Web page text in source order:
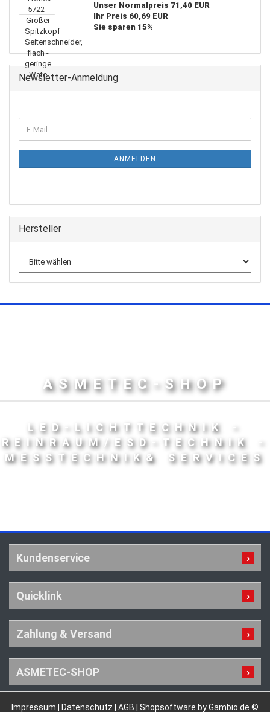
Unser Normalpreis 71,40 EUR
Ihr Preis 60,69 EUR
Sie sparen 15%
Newsletter-Anmeldung
ANMELDEN
Hersteller
ASMETEC-SHOP
LED-LICHTTECHNIK -
REINRAUM/ESD-TECHNIK -
MESSTECHNIK& SERVICES
Kundenservice
Quicklink
Zahlung & Versand
ASMETEC-SHOP
Impressum Datenschutz AGB Shopsoftware by Gambio.de ©